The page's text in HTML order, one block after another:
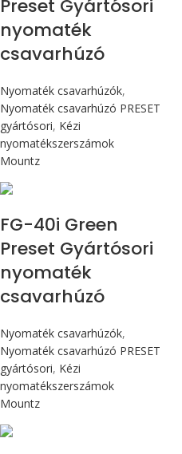
Preset Gyártósori
nyomaték
csavarhúzó
Nyomaték csavarhúzók,
Nyomaték csavarhúzó PRESET
gyártósori, Kézi
nyomatékszerszámok
Mountz
FG-40i Green
Preset Gyártósori
nyomaték
csavarhúzó
Nyomaték csavarhúzók,
Nyomaték csavarhúzó PRESET
gyártósori, Kézi
nyomatékszerszámok
Mountz